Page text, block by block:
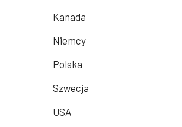
Kanada
Niemcy
Polska
Szwecja
USA